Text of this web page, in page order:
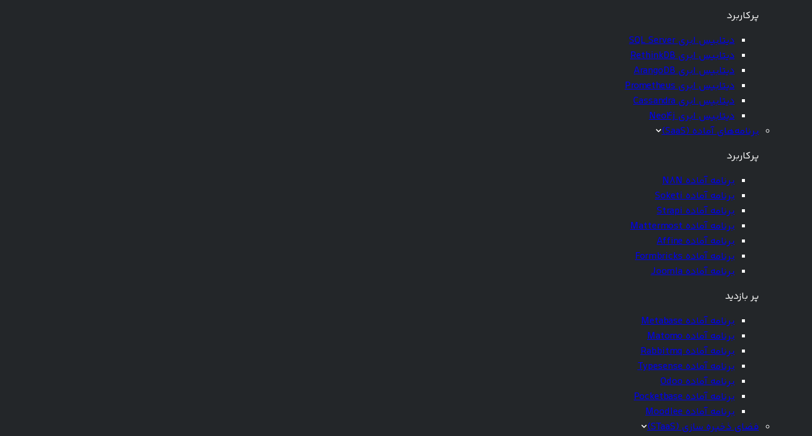
پرکاربرد
دیتابیس ابری SQL Server
دیتابیس ابری RethinkDB
دیتابیس ابری ArangoDB
دیتابیس ابری Prometheus
دیتابیس ابری Cassandra
دیتابیس ابری Neo4j
برنامه‌های آماده (SaaS)
پرکاربرد
برنامه آماده N8N
برنامه آماده Soketi
برنامه آماده Strapi
برنامه آماده Mattermost
برنامه آماده Affine
برنامه آماده Formbricks
برنامه آماده Joomla
پر بازدید
برنامه آماده Metabase
برنامه آماده Matomo
برنامه آماده Rabbitmq
برنامه آماده Typesense
برنامه آماده Odoo
برنامه آماده Pocketbase
برنامه آماده Moodlee
فضای ذخیره سازی (STaaS)